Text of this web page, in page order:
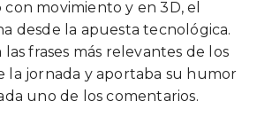
movimiento y en 3D, el
desde la apuesta tecnológica.
frases más relevantes de los
la jornada y aportaba su humor
uno de los comentarios.